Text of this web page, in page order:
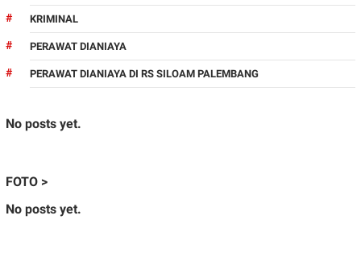
KRIMINAL
PERAWAT DIANIAYA
PERAWAT DIANIAYA DI RS SILOAM PALEMBANG
No posts yet.
FOTO >
No posts yet.